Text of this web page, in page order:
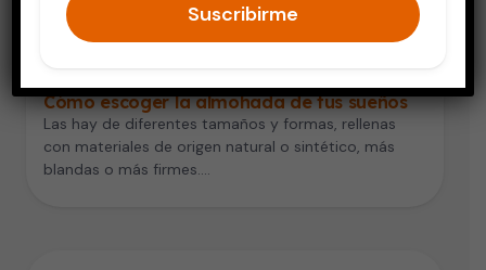
Cómo escoger la almohada de tus sueños
Las hay de diferentes tamaños y formas, rellenas
con materiales de origen natural o sintético, más
blandas o más firmes.…
Suscribirme